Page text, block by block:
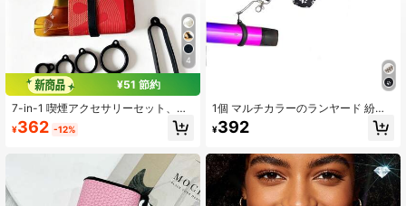
4.77 344 フォロワー
4.77 344 フォロワー
4
¥51 節約
7-in-1 喫煙アクセサリーセット、ポ
ータブル紛失防止タバコケース PUチ
ャームリストレット、Vapeデバイス
ホルダー、ギフトアイデア
¥362 -12%
1個 マルチカラーのランヤード 紛失
防止ストラップ、3つのシリコンリン
グ付きで様々なサイズのベイプデバ
いません
¥392